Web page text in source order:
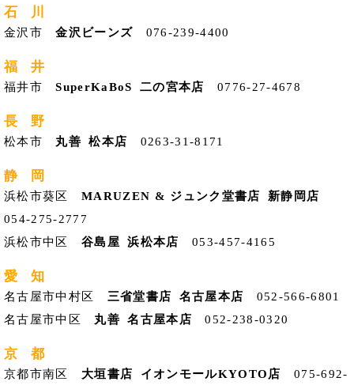
石 川
金沢市金沢ビーンズ 076-239-4400
福 井
福井市SuperKaBoS 二の宮本店 0776-27-4678
長 野
松本市 丸善 松本店 0263-31-8171
静 岡
浜松市葵区 MARUZEN & ジュンク堂書店 新静岡店
054-275-2777
浜松市中区 谷島屋 浜松本店 053-457-4165
愛 知
名古屋市中村区 三省堂書店 名古屋本店 052-566-6801
名古屋市中区 丸善 名古屋本店 052-238-0320
京 都
京都市南区 大垣書店 イオンモールKYOTO店
075-692-